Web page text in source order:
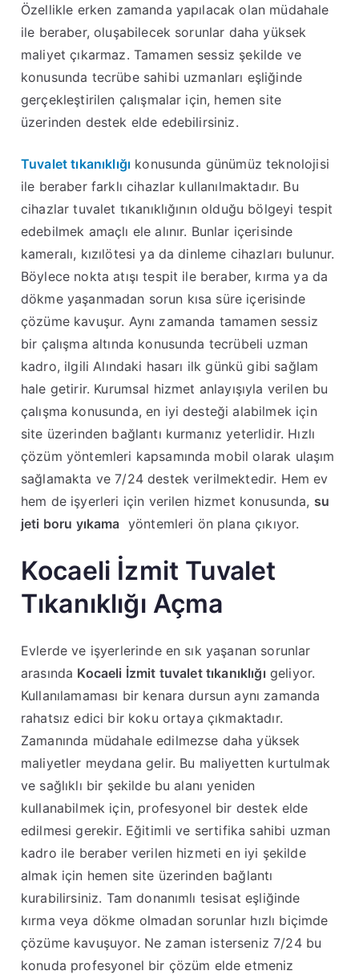
Özellikle erken zamanda yapılacak olan müdahale
ile beraber, oluşabilecek sorunlar daha yüksek
maliyet çıkarmaz. Tamamen sessiz şekilde ve
konusunda tecrübe sahibi uzmanları eşliğinde
gerçekleştirilen çalışmalar için, hemen site
üzerinden destek elde edebilirsiniz.
Tuvalet tıkanıklığı konusunda günümüz teknolojisi
ile beraber farklı cihazlar kullanılmaktadır. Bu
cihazlar tuvalet tıkanıklığının olduğu bölgeyi tespit
edebilmek amaçlı ele alınır. Bunlar içerisinde
kameralı, kızılötesi ya da dinleme cihazları bulunur.
Böylece nokta atışı tespit ile beraber, kırma ya da
dökme yaşanmadan sorun kısa süre içerisinde
çözüme kavuşur. Aynı zamanda tamamen sessiz
bir çalışma altında konusunda tecrübeli uzman
kadro, ilgili Alındaki hasarı ilk günkü gibi sağlam
hale getirir. Kurumsal hizmet anlayışıyla verilen bu
çalışma konusunda, en iyi desteği alabilmek için
site üzerinden bağlantı kurmanız yeterlidir. Hızlı
çözüm yöntemleri kapsamında mobil olarak ulaşım
sağlamakta ve 7/24 destek verilmektedir. Hem ev
hem de işyerleri için verilen hizmet konusunda, su
jeti boru yıkama yöntemleri ön plana çıkıyor.
Kocaeli İzmit Tuvalet
Tıkanıklığı Açma
Evlerde ve işyerlerinde en sık yaşanan sorunlar
arasında Kocaeli İzmit tuvalet tıkanıklığı geliyor.
Kullanılamaması bir kenara dursun aynı zamanda
rahatsız edici bir koku ortaya çıkmaktadır.
Zamanında müdahale edilmezse daha yüksek
maliyetler meydana gelir. Bu maliyetten kurtulmak
ve sağlıklı bir şekilde bu alanı yeniden
kullanabilmek için, profesyonel bir destek elde
edilmesi gerekir. Eğitimli ve sertifika sahibi uzman
kadro ile beraber verilen hizmeti en iyi şekilde
almak için hemen site üzerinden bağlantı
kurabilirsiniz. Tam donanımlı tesisat eşliğinde
kırma veya dökme olmadan sorunlar hızlı biçimde
çözüme kavuşuyor. Ne zaman isterseniz 7/24 bu
konuda profesyonel bir çözüm elde etmeniz